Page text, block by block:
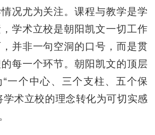
况尤为关注。课程与教学是学
学术立校是朝阳凯文一切工作
并非一句空洞的口号，而是贯
每一个环节。朝阳凯文的顶层
一个中心、三个支柱、五个保
学术立校的理念转化为可切实感